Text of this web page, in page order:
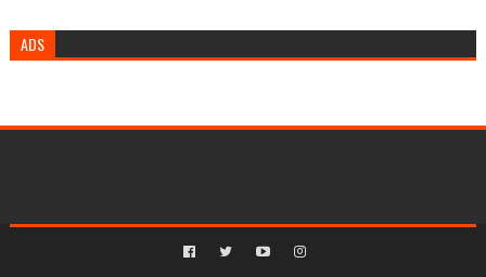
ADS